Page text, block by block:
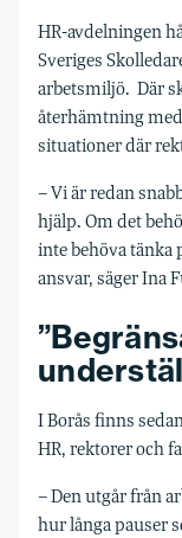
HR-avdelningen
Sveriges
arbetsmiljö. Där
återhämtning
situationer där
– Vi är redan
hjälp. Om det
inte behöva tänka
ansvar, säger Ina
I Borås finns
HR, rektorer och
– Den utgår från
hur långa pauser